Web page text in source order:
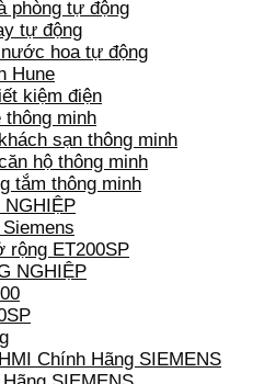
phòng tự động
tự động
hoa tự động
Hune
kiệm điện
thông minh
sạn thông minh
hộ thông minh
tắm thông minh
NGHIỆP
rộng ET200SP
NGHIỆP
Chính Hãng SIEMENS